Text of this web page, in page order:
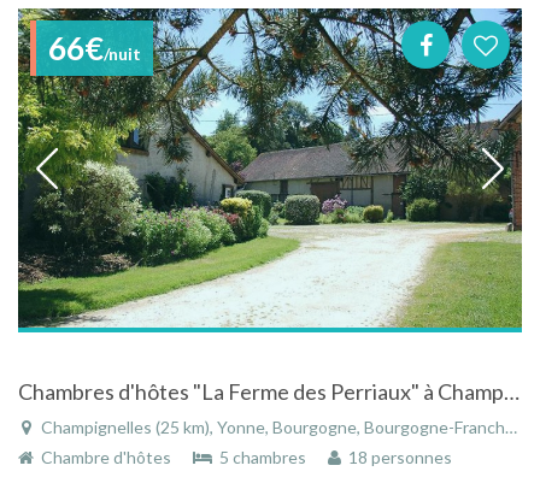
66€/nuit
Chambres d'hôtes "La Ferme des Perriaux" à Champignelles dans l'Yonne
Champignelles (25 km), Yonne, Bourgogne, Bourgogne-Franche-Comté, France
Chambre d'hôtes
5 chambres 18 personnes